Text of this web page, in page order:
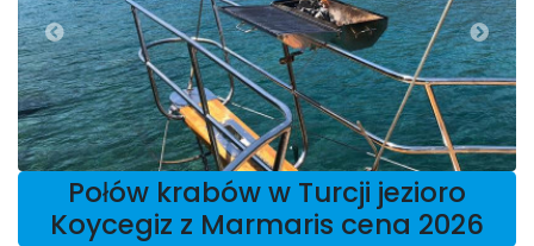
Połów krabów w Turcji jezioro
Koycegiz z Marmaris cena 2026